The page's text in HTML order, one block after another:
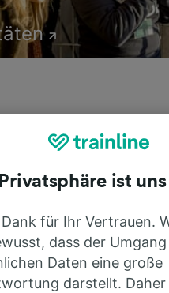
Informationen über
buchen Sie Bahntickets
bietet
Fernbusunternehmen
Finden Sie mit Trainline
ab Guazzolo.
Privatsphäre ist
für Ihr Vertrauen.
dass der
Daten eine große
darstellt.